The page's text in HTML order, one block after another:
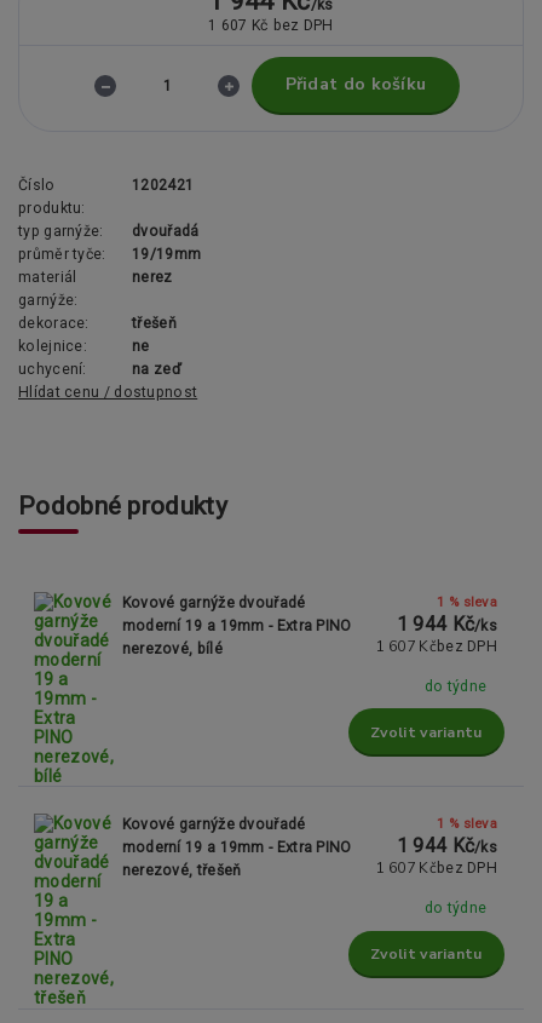
/ks
1 607 Kč bez DPH
Přidat do košíku
Číslo
produktu:
1202421
typ garnýže:
dvouřadá
průměr tyče:
19/19mm
materiál
garnýže:
nerez
dekorace:
třešeň
kolejnice:
ne
uchycení:
na zeď
Hlídat cenu / dostupnost
Podobné produkty
Kovové garnýže dvouřadé
moderní 19 a 19mm - Extra PINO
nerezové, bílé
1 % sleva
1 944 Kč/ks
1 607 Kč bez DPH
do týdne
Zvolit variantu
Kovové garnýže dvouřadé
moderní 19 a 19mm - Extra PINO
nerezové, třešeň
1 % sleva
1 944 Kč/ks
1 607 Kč bez DPH
do týdne
Zvolit variantu